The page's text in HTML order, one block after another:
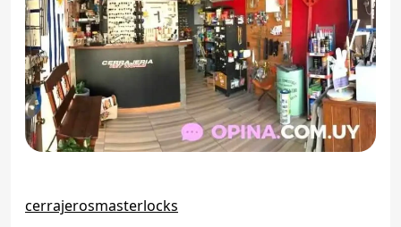
cerrajerosmasterlocks